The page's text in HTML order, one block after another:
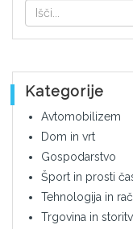
Kategorije
Avtomobilizem
Dom in vrt
Gospodarstvo
Šport in prosti
Tehnologija in
Trgovina in